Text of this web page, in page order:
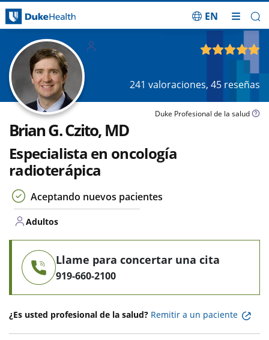
EN
241 valoraciones, 45 reseñas
Duke Profesional de la salud
Brian G. Czito, MD
Especialista en oncología
radioterápica
Aceptando nuevos pacientes
Adultos
Llame para concertar una cita
919-660-2100
¿Es usted profesional de la salud? Remitir a un paciente